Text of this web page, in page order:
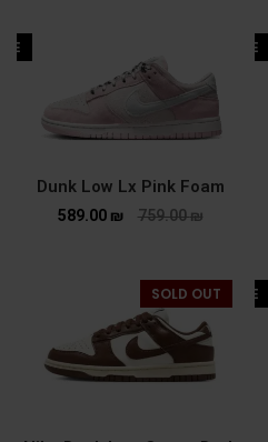
SALE
Dunk Low Lx Pink Foam
759.00₪
589.00 ₪
SALE
SOLD OUT